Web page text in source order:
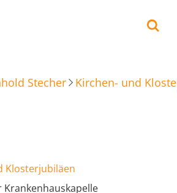
Stecher Kirchen- und
Klosterjubiläen
Krankenhauskapelle